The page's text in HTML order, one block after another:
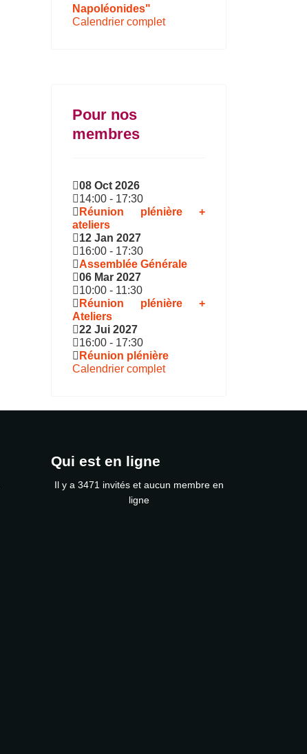
Napoléonides"
Calendrier complet
Pour nos
membres
08 Oct 2026
14:00 - 17:30
Réunion plénière +
ateliers
12 Jan 2027
16:00 - 17:30
Assemblée Générale
06 Mar 2027
10:00 - 11:30
Réunion plénière +
Ateliers
22 Jui 2027
16:00 - 17:30
Réunion plénière
Calendrier complet
Qui est en ligne
Il y a 3471 invités et aucun membre en
ligne